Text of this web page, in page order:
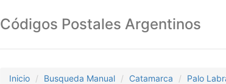
Códigos Postales Argentinos
Inicio Busqueda Manual Catamarca Palo